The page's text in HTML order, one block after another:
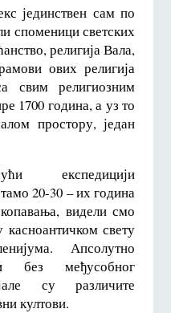
јединствен сам по
споменици светских
религија Вала,
ових религија
свим религиозним
1700 година, а уз то
простору, један
експедицији
тамо 20-30 – их година
видели смо
свету
Апсолутно
без међусобног
су различите
култови.